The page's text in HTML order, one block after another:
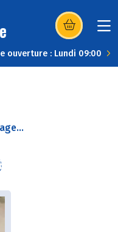
(s’ouvre dans
ouverture : Lundi 09:00